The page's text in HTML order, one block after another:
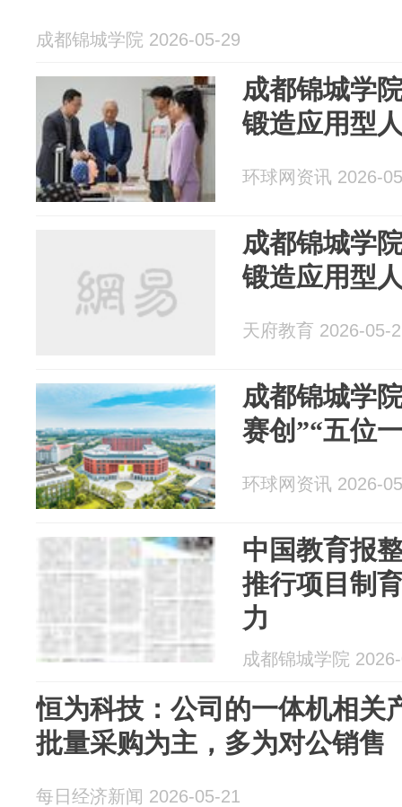
成都锦城学院 2026-05-29
成都锦城学
锻造应用型
环球网资讯 2026-
成都锦城学
锻造应用型
天府教育 2026-05-
成都锦城学
赛创”“五位
环球网资讯 2026-
中国教育报
推行项目制
力
成都锦城学院
恒为科技：公司的一体机相关
批量采购为主，多为对公销售
每日经济新闻 2026-05-21